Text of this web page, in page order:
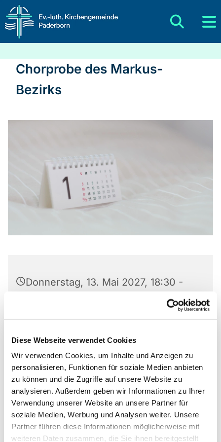
Diese Webseite verwendet Cookies
Wir verwenden Cookies, um Inhalte und Anzeigen zu
personalisieren, Funktionen für soziale Medien anbieten
zu können und die Zugriffe auf unsere Website zu
analysieren. Außerdem geben wir Informationen zu Ihrer
Verwendung unserer Website an unsere Partner für
soziale Medien, Werbung und Analysen weiter. Unsere
Partner führen diese Informationen möglicherweise mit
weiteren Daten zusammen, die Sie ihnen bereitgestellt
Chorprobe des Markus-
Bezirks
Donnerstag, 13. Mai 2027, 18:30 -
Markus-Gemeindezentrum,
Bastfelder Weg 30., 33098
Paderborn
Dr. Hildegard Grahl